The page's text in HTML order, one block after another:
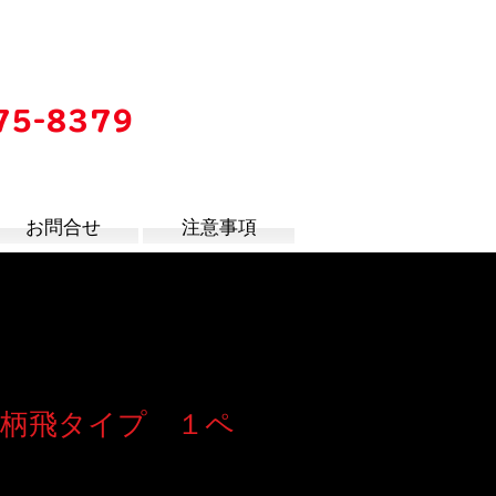
8379
お問合せ 注意事項
飛タイプ １ペ